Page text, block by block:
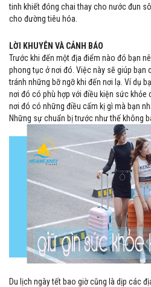
tinh khiết đóng chai thay cho nước đun
cho đường tiêu hóa.
LỜI KHUYÊN VÀ CẢNH BÁO
Trước khi đến một địa điểm nào đó bạn
phong tục ở nơi đó. Việc này sẽ giúp bạn
tránh những bỡ ngỡ khi đến nơi lạ. Ví dụ
nơi đó có phù hợp với điều kiện sức khỏe
nơi đó có những điều cấm kị gì mà bạn
Những sự chuẩn bị trước như thế không
Du lịch ngày tết bao giờ cũng là dịp các